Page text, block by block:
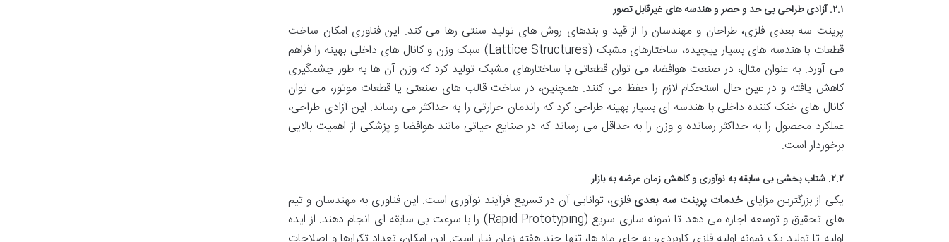
۲.۱. آزادی طراحی بی حد و حصر و هندسه های غیرقابل تصور
پرینت سه بعدی فلزی، طراحان و مهندسان را از قید و بندهای روش های تولید سنتی رها می کند. این فناوری امکان ساخت
قطعات با هندسه های بسیار پیچیده، ساختارهای مشبک (Lattice Structures) سبک وزن و کانال های داخلی بهینه را فراهم
می آورد. به عنوان مثال، در صنعت هوافضا، می توان قطعاتی با ساختارهای مشبک تولید کرد که وزن آن ها به طور چشمگیری
کاهش یافته و در عین حال استحکام لازم را حفظ می کنند. همچنین، در ساخت قالب های صنعتی یا قطعات موتور، می توان
کانال های خنک کننده داخلی با هندسه ای بسیار بهینه طراحی کرد که راندمان حرارتی را به حداکثر می رساند. این آزادی طراحی،
عملکرد محصول را به حداکثر رسانده و وزن را به حداقل می رساند که در صنایع حیاتی مانند هوافضا و پزشکی از اهمیت بالایی
برخوردار است.
۲.۲. شتاب بخشی بی سابقه به نوآوری و کاهش زمان عرضه به بازار
یکی از بزرگترین مزایایخدمات پرینت سه بعدی فلزی، توانایی آن در تسریع فرآیند نوآوری است. این فناوری به مهندسان و تیم
های تحقیق و توسعه اجازه می دهد تا نمونه سازی سریع (Rapid Prototyping) را با سرعت بی سابقه ای انجام دهند. از ایده